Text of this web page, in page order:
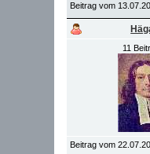
Beitrag vom
11
Beitrag vom